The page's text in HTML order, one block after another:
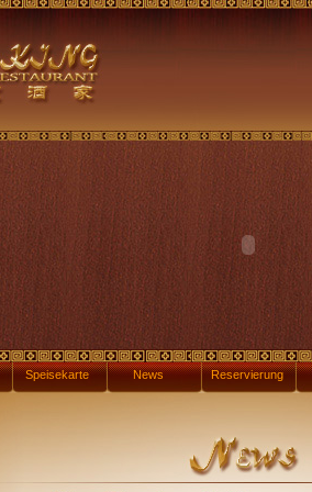
Speisekarte News Reservierung